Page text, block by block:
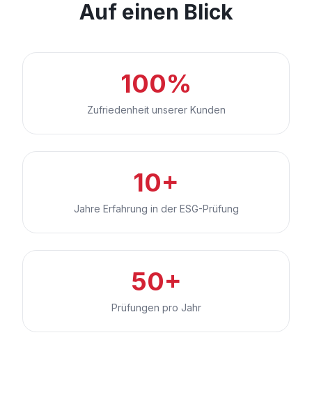
Auf einen Blick
100%
Zufriedenheit unserer Kunden
10+
Jahre Erfahrung in der ESG-Prüfung
50+
Prüfungen pro Jahr